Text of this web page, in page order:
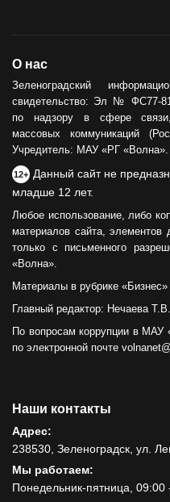
О нас
Зеленоградский
свидетельство: Эл № ФС77-
по надзору в сфере
массовых коммуникаций
Учредитель: МАУ «РГ «Волна».
12+ Данный сайт не
младше 12 лет.
Любое использование, либо
материалов сайта, элементов
только с письменного
«Волна».
Материалы в рубрике
Главный редактор: Нечаева Т.В.
По вопросам коррупции в МАУ
по электронной почте
Наши контакты
Адрес:
238530, Зеленоградск, ул.
Мы работаем:
Понедельник-пятница, 09:00